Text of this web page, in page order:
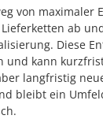
von maximaler
ab
Diese
und kann
langfristig
bleibt ein